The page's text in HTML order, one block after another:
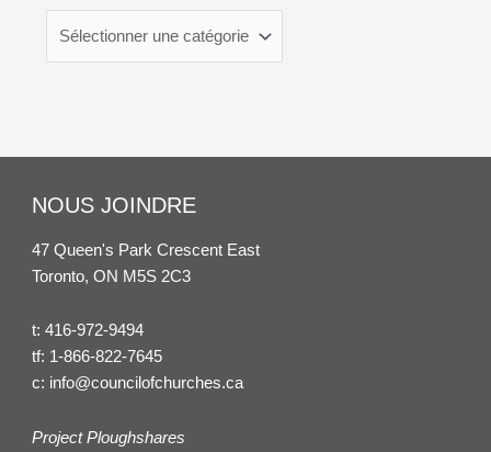
NOUS JOINDRE
47 Queen's Park Crescent East
Toronto, ON M5S 2C3
t:416-972-9494
tf: 1-866-822-7645
c: info@councilofchurches.ca
Project Ploughshares